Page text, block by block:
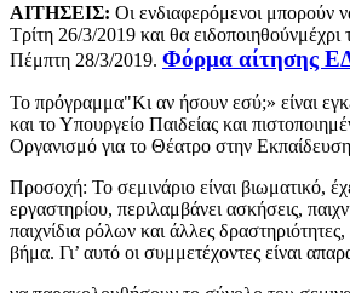
ΑΙΤΗΣΕΙΣ: Οι ενδιαφερόμενοι μπορούν
Τρίτη 26/3/2019 και θα ειδοποιηθούνμέχρι
Πέμπτη 28/3/2019. Φόρμα αίτησης
Το πρόγραμμα"Κι αν ήσουν εσύ;» είναι
και το Υπουργείο Παιδείας και
Οργανισμό για το Θέατρο στην
Προσοχή: Το σεμινάριο είναι βιωματικό,
εργαστηρίου, περιλαμβάνει ασκήσεις,
παιχνίδια ρόλων και άλλες δραστηριότητες,
βήμα. Γι’ αυτό οι συμμετέχοντες είναι